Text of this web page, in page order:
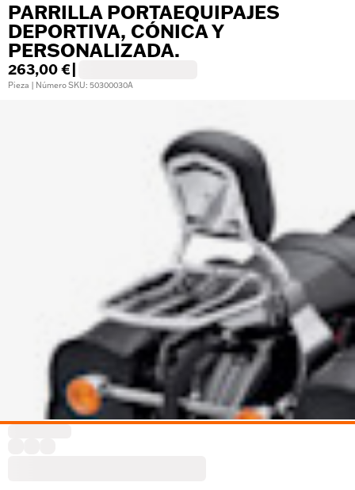
PARRILLA PORTAEQUIPAJES
DEPORTIVA, CÓNICA Y
PERSONALIZADA.
263,00 €
Pieza | Número SKU: 50300030A